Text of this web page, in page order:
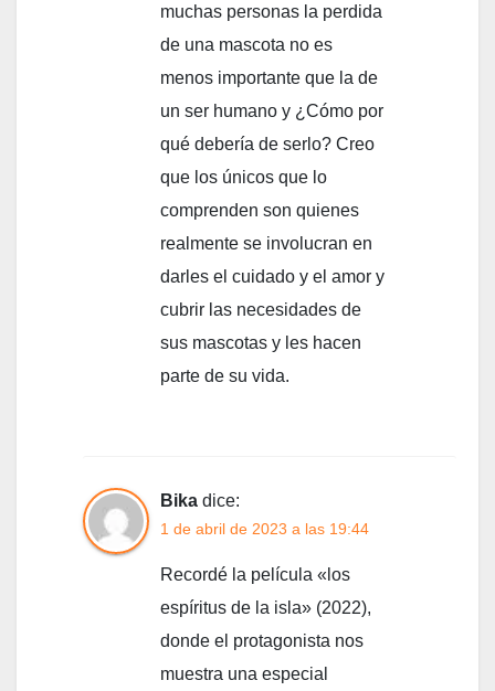
muchas personas la perdida
de una mascota no es
menos importante que la de
un ser humano y ¿Cómo por
qué debería de serlo? Creo
que los únicos que lo
comprenden son quienes
realmente se involucran en
darles el cuidado y el amor y
cubrir las necesidades de
sus mascotas y les hacen
parte de su vida.
Bika dice:
1 de abril de 2023 a las 19:44
Recordé la película «los
espíritus de la isla» (2022),
donde el protagonista nos
muestra una especial